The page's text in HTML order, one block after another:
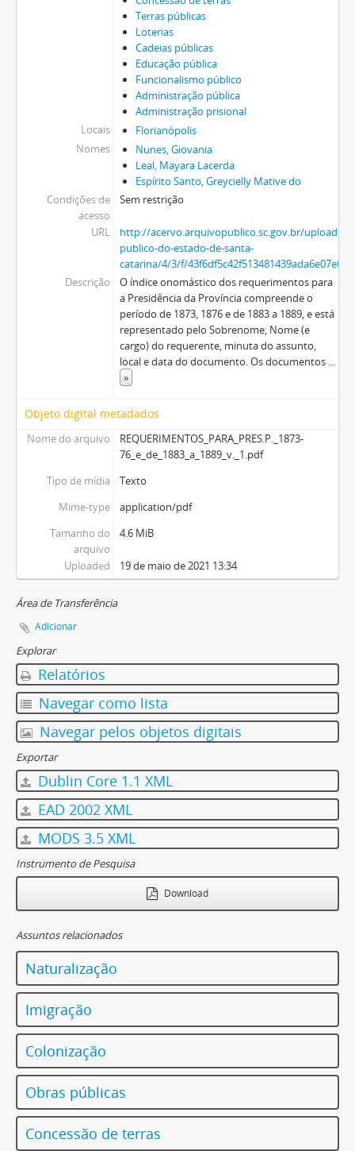
Terras públicas
Loterias
Cadeias públicas
Educação pública
Funcionalismo público
Administração pública
Administração prisional
Locais
Florianópolis
Nomes
Nunes, Giovania
Leal, Mayara Lacerda
Espírito Santo, Greycielly Mative do
Condições de
acesso
Sem restrição
URL
http://acervo.arquivopublico.sc.gov.br/uploads/
publico-do-estado-de-santa-
catarina/4/3/f/
Descrição
O índice onomástico dos requerimentos para
a Presidência da Província compreende o
período de 1873, 1876 e de 1883 a 1889, e está
representado pelo Sobrenome, Nome (e
cargo) do requerente, minuta do assunto,
local e data do documento. Os documentos ...
»
Objeto digital metadados
Nome do arquivo
REQUERIMENTOS_PARA_PRES.P._1873-
76_e_de_1883_a_1889_v._1.pdf
Tipo de mídia
Texto
Mime-type
application/pdf
Tamanho do
arquivo
4.6 MiB
Uploaded 19 de maio de 2021 13:34
Área de Transferência
Adicionar
Explorar
Relatórios
Navegar como lista
Navegar pelos objetos digitais
Exportar
Dublin Core 1.1 XML
EAD 2002 XML
MODS 3.5 XML
Instrumento de Pesquisa
Download
Assuntos relacionados
Naturalização
Imigração
Colonização
Obras públicas
Concessão de terras